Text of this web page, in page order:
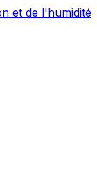
et de l'humidité